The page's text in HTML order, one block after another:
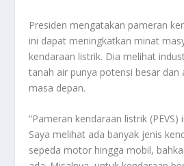
Presiden mengatakan pameran
ini dapat meningkatkan minat
kendaraan listrik. Dia melihat
tanah air punya potensi besar dan
masa depan.
“Pameran kendaraan listrik
Saya melihat ada banyak jenis
sepeda motor hingga mobil,